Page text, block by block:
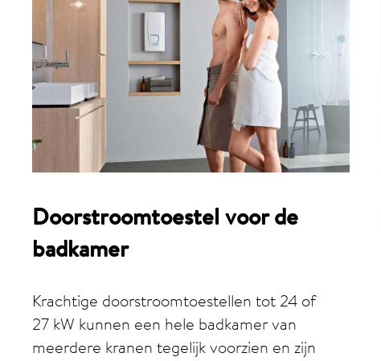
Doorstroomtoestel voor de
badkamer
Krachtige doorstroomtoestellen tot 24 of
27 kW kunnen een hele badkamer van
meerdere kranen tegelijk voorzien en zijn